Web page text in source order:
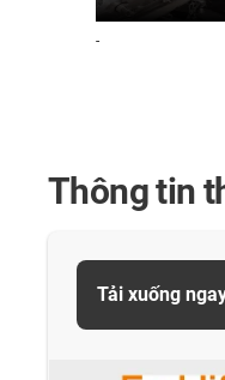
-
Thông tin
Tải xuống